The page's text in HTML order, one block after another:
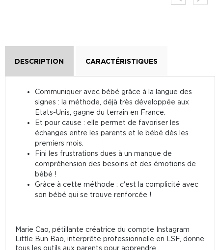
DESCRIPTION CARACTÉRISTIQUES
Communiquer avec bébé grâce à la langue des
signes : la méthode, déjà très développée aux
Etats-Unis, gagne du terrain en France.
Et pour cause : elle permet de favoriser les
échanges entre les parents et le bébé dès les
premiers mois.
Fini les frustrations dues à un manque de
compréhension des besoins et des émotions de
bébé !
Grâce à cette méthode : c'est la complicité avec
son bébé qui se trouve renforcée !
Marie Cao, pétillante créatrice du compte Instagram
Little Bun Bao, interprête professionnelle en LSF, donne
tous les outils aux parents pour apprendre